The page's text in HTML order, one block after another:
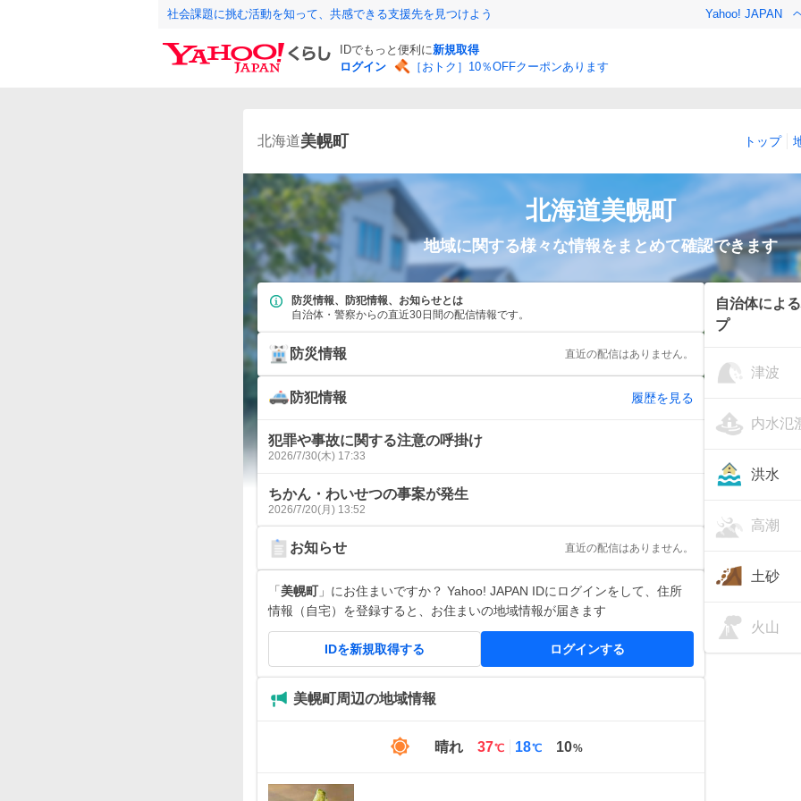
社会課題に挑む活動を知って、共感できる支援先を見つけよう Yahoo! JAPAN
IDでもっと便利に新規取得
ログイン
［おトク］10％OFFクーポンあります
北海道美幌町 トップ
北海道美幌町
地域に関する様々な情報をまとめて確認できます
防災情報、防犯情報、お知らせとは
自治体・警察からの直近30日間の配信情報です。
防災情報 直近の配信はありません。
防犯情報 履歴を見る
犯罪や事故に関する注意の呼掛け
2026/7/30(木) 17:33
ちかん・わいせつの事案が発生
2026/7/20(月) 13:52
お知らせ 直近の配信はありません。
「美幌町」にお住まいですか？ Yahoo! JAPAN IDにログインをして、住所
情報（自宅）を登録すると、お住まいの地域情報が届きます
IDを新規取得する ログインする
美幌町周辺の地域情報
晴れ
最
37℃
最
18℃ 10%
自治体によ
プ
津波
内水氾
洪水
高潮
土砂
火山